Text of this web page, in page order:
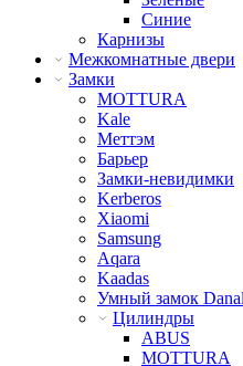
Синие
Карнизы
Межкомнатные двери
Замки
MOTTURA
Kale
Меттэм
Барьер
Замки-невидимки
Kerberos
Xiaomi
Samsung
Aqara
Kaadas
Умный замок
Цилиндры
ABUS
MOTTURA